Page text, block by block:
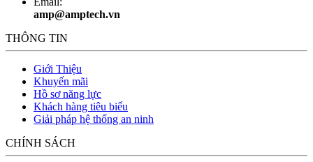
amp@amptech.vn
THÔNG TIN
Giới Thiệu
Khuyến mãi
Hồ sơ năng lực
Khách hàng tiêu biểu
Giải pháp hệ thống an ninh
CHÍNH SÁCH